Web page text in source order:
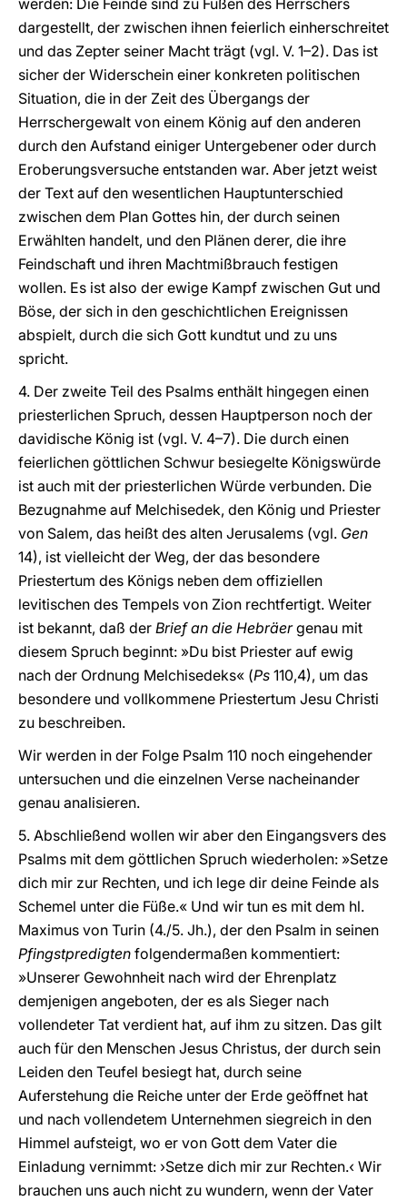
werden: Die Feinde sind zu Füßen des Herrschers
dargestellt, der zwischen ihnen feierlich einherschreitet
und das Zepter seiner Macht trägt (vgl. V. 1–2). Das ist
sicher der Widerschein einer konkreten politischen
Situation, die in der Zeit des Übergangs der
Herrschergewalt von einem König auf den anderen
durch den Aufstand einiger Untergebener oder durch
Eroberungsversuche entstanden war. Aber jetzt weist
der Text auf den wesentlichen Hauptunterschied
zwischen dem Plan Gottes hin, der durch seinen
Erwählten handelt, und den Plänen derer, die ihre
Feindschaft und ihren Machtmißbrauch festigen
wollen. Es ist also der ewige Kampf zwischen Gut und
Böse, der sich in den geschichtlichen Ereignissen
abspielt, durch die sich Gott kundtut und zu uns
spricht.
4. Der zweite Teil des Psalms enthält hingegen einen
priesterlichen Spruch, dessen Hauptperson noch der
davidische König ist (vgl. V. 4–7). Die durch einen
feierlichen göttlichen Schwur besiegelte Königswürde
ist auch mit der priesterlichen Würde verbunden. Die
Bezugnahme auf Melchisedek, den König und Priester
von Salem, das heißt des alten Jerusalems (vgl. Gen
14), ist vielleicht der Weg, der das besondere
Priestertum des Königs neben dem offiziellen
levitischen des Tempels von Zion rechtfertigt. Weiter
ist bekannt, daß der Brief an die Hebräergenau mit
diesem Spruch beginnt: »Du bist Priester auf ewig
nach der Ordnung Melchisedeks« (Ps 110,4), um das
besondere und vollkommene Priestertum Jesu Christi
zu beschreiben.
Wir werden in der Folge Psalm 110 noch eingehender
untersuchen und die einzelnen Verse nacheinander
genau analisieren.
5. Abschließend wollen wir aber den Eingangsvers des
Psalms mit dem göttlichen Spruch wiederholen: »Setze
dich mir zur Rechten, und ich lege dir deine Feinde als
Schemel unter die Füße.« Und wir tun es mit dem hl.
Maximus von Turin (4./5. Jh.), der den Psalm in seinen
Pfingstpredigten folgendermaßen kommentiert:
»Unserer Gewohnheit nach wird der Ehrenplatz
demjenigen angeboten, der es als Sieger nach
vollendeter Tat verdient hat, auf ihm zu sitzen. Das gilt
auch für den Menschen Jesus Christus, der durch sein
Leiden den Teufel besiegt hat, durch seine
Auferstehung die Reiche unter der Erde geöffnet hat
und nach vollendetem Unternehmen siegreich in den
Himmel aufsteigt, wo er von Gott dem Vater die
Einladung vernimmt: ›Setze dich mir zur Rechten.‹ Wir
brauchen uns auch nicht zu wundern, wenn der Vater